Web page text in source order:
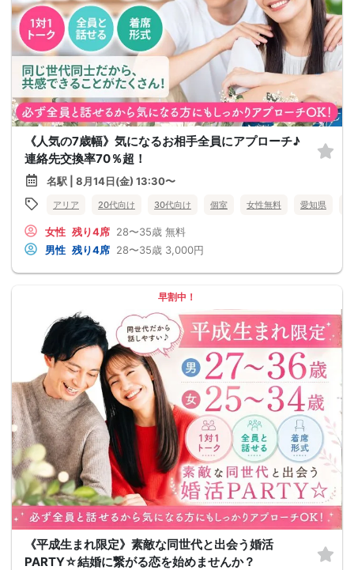
《人気の7歳幅》気になるお相手全員にアプローチ♪
連絡先交換率70％超！
名駅 | 8月14日(金) 13:30〜
アリア 20代向け 30代向け 個室 女性無料 愛知県
女性 残り4席 28〜35歳 無料
男性 残り4席 28〜35歳 3,000円
早割中！
《平成生まれ限定》素敵な同世代と出会う婚活
PARTY☆結婚に繋がる恋を始めませんか？